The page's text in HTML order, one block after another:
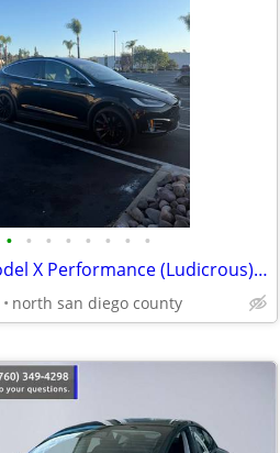
• • • • • • • •
2021 Tesla Model X Performance (Ludicrous) AWD 6 seater
north san diego county